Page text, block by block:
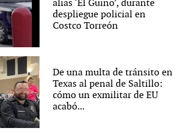
alias ‘El Güino’, durante
despliegue policial en
Costco Torreón
De una multa de tránsito en
Texas al penal de Saltillo:
cómo un exmilitar de EU
acabó...